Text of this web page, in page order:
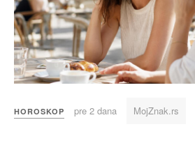
HOROSKOP pre 2 dana MojZnak.rs